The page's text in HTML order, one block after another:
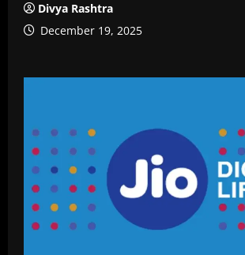
Divya Rashtra
December 19, 2025